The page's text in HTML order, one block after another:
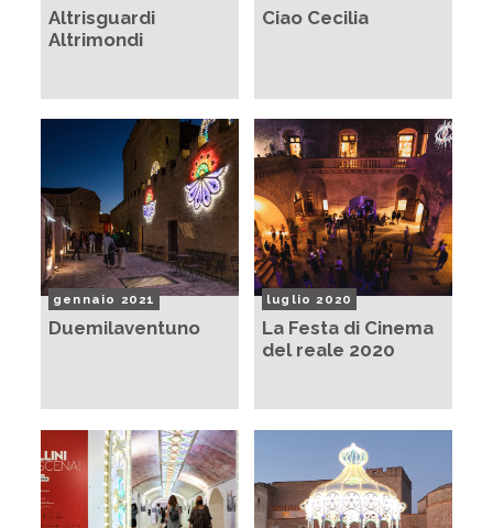
Altrisguardi
Altrimondi
Ciao Cecilia
gennaio 2021
Duemilaventuno
luglio 2020
La Festa di Cinema
del reale 2020